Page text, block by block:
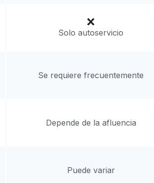
Solo autoservicio
Se requiere frecuentemente
Depende de la afluencia
Puede variar